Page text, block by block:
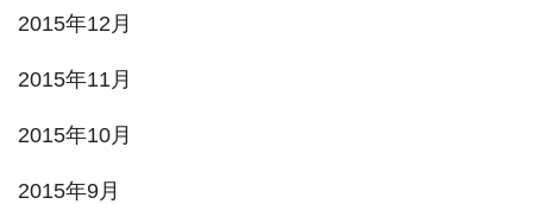
2015年12月
2015年11月
2015年10月
2015年9月